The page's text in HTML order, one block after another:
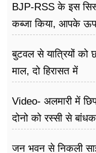
BJP-RSS के इस
कब्जा किया, आपके
बुटवल से यात्रियों को
माल, दो हिरासत में
Video- अलमारी में
दोनो को रस्सी से
जन भवन से निकली